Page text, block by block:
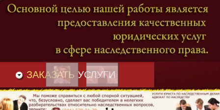
Адвокат наследственные дела
и Вакансии
ЗАКАЗАТЬ УСЛУГИ